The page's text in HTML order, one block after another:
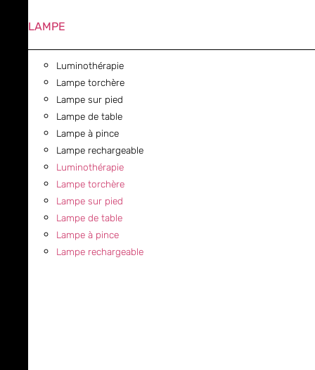
LAMPE
Luminothérapie
Lampe torchère
Lampe sur pied
Lampe de table
Lampe à pince
Lampe rechargeable
Luminothérapie
Lampe torchère
Lampe sur pied
Lampe de table
Lampe à pince
Lampe rechargeable